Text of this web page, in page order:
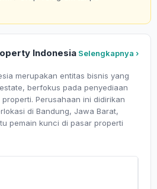
Indonesia Selengkapnya ›
merupakan entitas bisnis yang
berfokus pada penyediaan
Perusahaan ini didirikan
di Bandung, Jawa Barat,
pemain kunci di pasar properti